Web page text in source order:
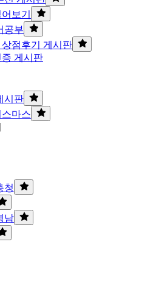
보기
공부
점후기 게시판
게시판
시판
마스
청
남